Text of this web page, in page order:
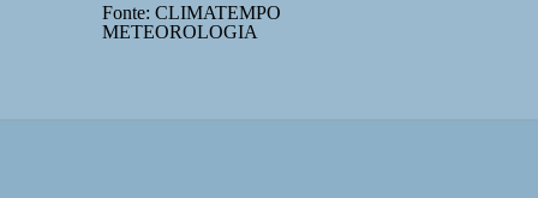
Fonte: CLIMATEMPO
METEOROLOGIA